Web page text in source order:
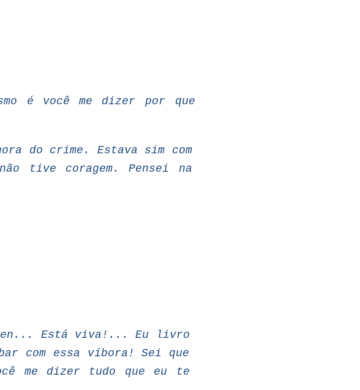
é você me dizer por
que
do crime. Estava sim
com
tive coragem. Pensei na
Está viva!...
Eu livro
com essa víbora! Sei que
me dizer tudo que eu te